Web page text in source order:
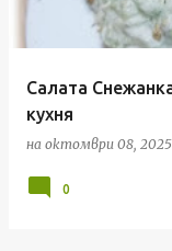
Салата
кухня
на октомври 08, 2025
0